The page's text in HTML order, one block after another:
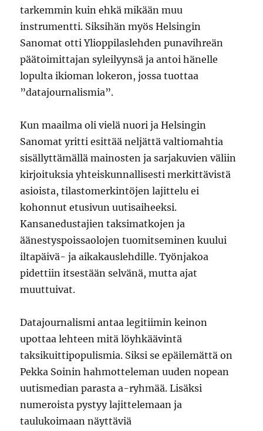
tarkemmin kuin ehkä mikään muu
instrumentti. Siksihän myös Helsingin
Sanomat otti Ylioppilaslehden punavihreän
päätoimittajan syleilyynsä ja antoi hänelle
lopulta ikioman lokeron, jossa tuottaa
”datajournalismia”.
Kun maailma oli vielä nuori ja Helsingin
Sanomat yritti esittää neljättä valtiomahtia
sisällyttämällä mainosten ja sarjakuvien väliin
kirjoituksia yhteiskunnallisesti merkittävistä
asioista, tilastomerkintöjen lajittelu ei
kohonnut etusivun uutisaiheeksi.
Kansanedustajien taksimatkojen ja
äänestyspoissaolojen tuomitseminen kuului
iltapäivä- ja aikakauslehdille. Työnjakoa
pidettiin itsestään selvänä, mutta ajat
muuttuivat.
Datajournalismi antaa legitiimin keinon
upottaa lehteen mitä löyhkäävintä
taksikuittipopulismia. Siksi se epäilemättä on
Pekka Soinin hahmotteleman uuden nopean
uutismedian parasta a-ryhmää. Lisäksi
numeroista pystyy lajittelemaan ja
taulukoimaan näyttäviä